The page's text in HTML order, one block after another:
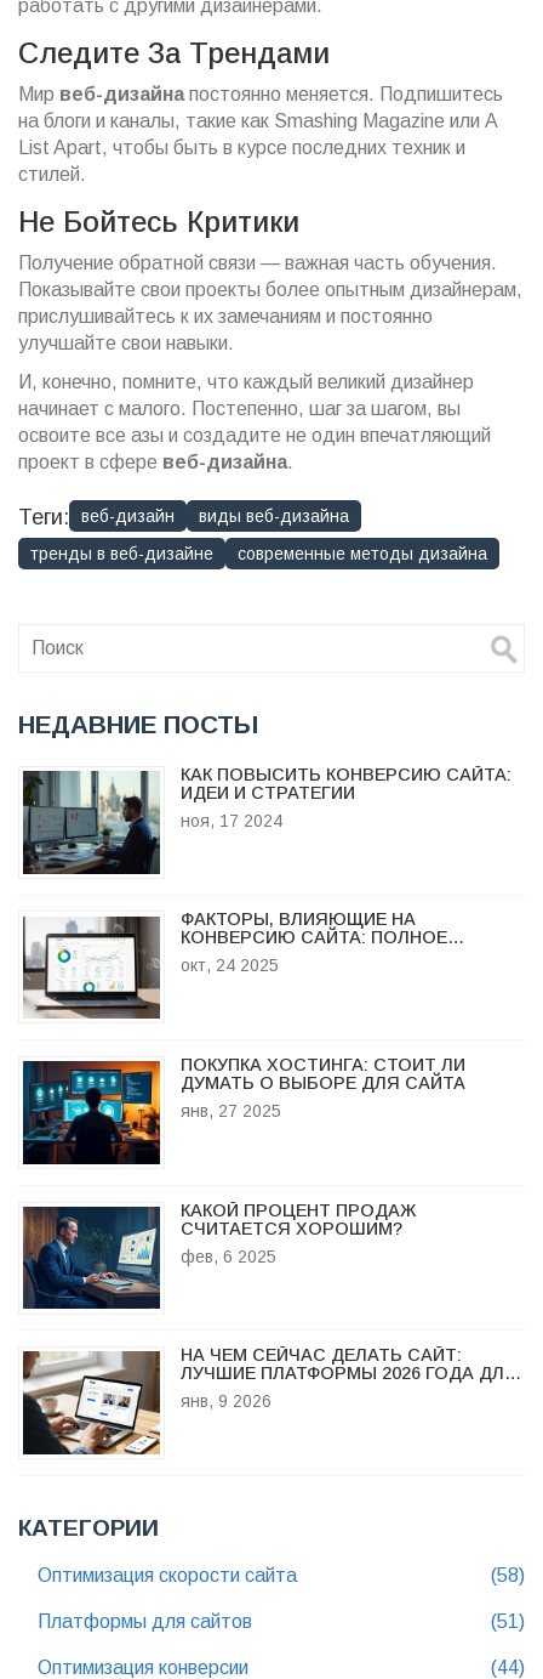
работать с другими дизайнерами.
Следите За Трендами
Мир веб-дизайнапостоянно меняется. Подпишитесь
на блоги и каналы, такие как Smashing Magazine или A
List Apart, чтобы быть в курсе последних техник и
стилей.
Не Бойтесь Критики
Получение обратной связи — важная часть обучения.
Показывайте свои проекты более опытным дизайнерам,
прислушивайтесь к их замечаниям и постоянно
улучшайте свои навыки.
И, конечно, помните, что каждый великий дизайнер
начинает с малого. Постепенно, шаг за шагом, вы
освоите все азы и создадите не один впечатляющий
проект в сфере веб-дизайна.
Теги: веб-дизайн
виды веб-дизайна
тренды в веб-дизайне
современные методы дизайна
НЕДАВНИЕ ПОСТЫ
КАК ПОВЫСИТЬ КОНВЕРСИЮ САЙТА:
ИДЕИ И СТРАТЕГИИ
ноя, 17 2024
ФАКТОРЫ, ВЛИЯЮЩИЕ НА
КОНВЕРСИЮ САЙТА: ПОЛНОЕ
РУКОВОДСТВО
окт, 24 2025
ПОКУПКА ХОСТИНГА: СТОИТ ЛИ
ДУМАТЬ О ВЫБОРЕ ДЛЯ САЙТА
янв, 27 2025
КАКОЙ ПРОЦЕНТ ПРОДАЖ
СЧИТАЕТСЯ ХОРОШИМ?
фев, 6 2025
НА ЧЕМ СЕЙЧАС ДЕЛАТЬ САЙТ:
ЛУЧШИЕ ПЛАТФОРМЫ 2026 ГОДА ДЛЯ
РАЗНЫХ ЗАДАЧ
янв, 9 2026
КАТЕГОРИИ
Оптимизация скорости сайта (58)
Платформы для сайтов (51)
Оптимизация конверсии (44)